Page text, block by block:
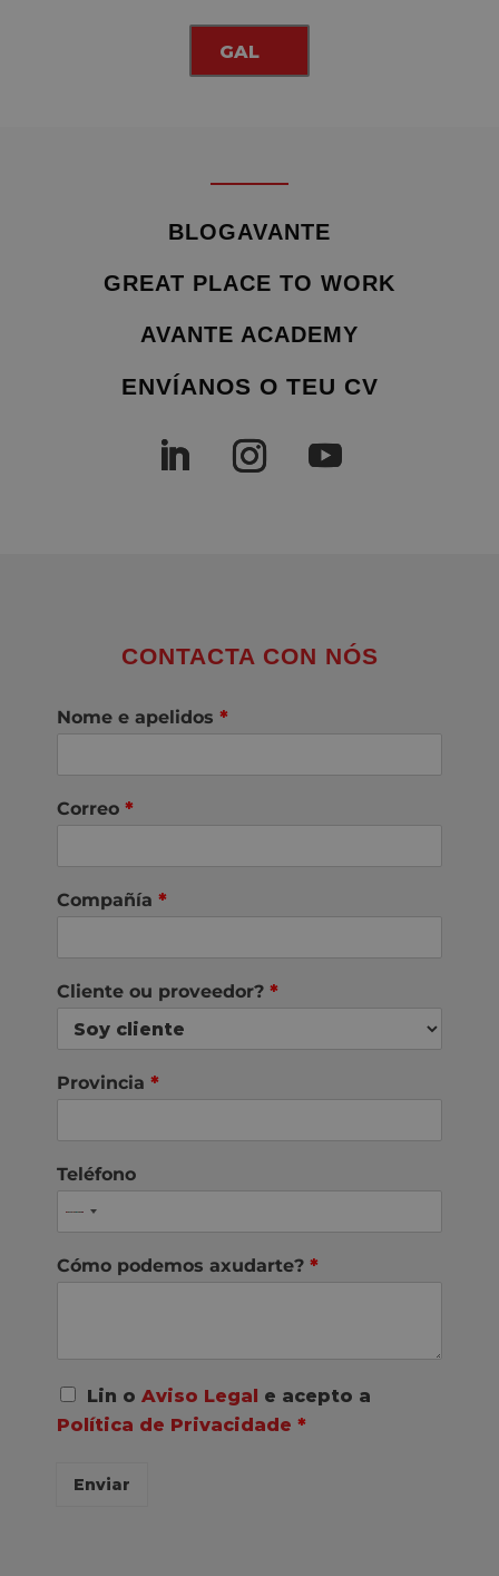
GAL
BLOGAVANTE
GREAT PLACE TO WORK
AVANTE ACADEMY
ENVÍANOS O TEU CV
CONTACTA CON NÓS
Nome e apelidos *
Correo *
Compañía *
Cliente ou proveedor? *
Provincia *
Teléfono
Cómo podemos axudarte? *
A
c
o
Lin o Aviso Legal
e acepto a
Política de Privacidade *
Enviar